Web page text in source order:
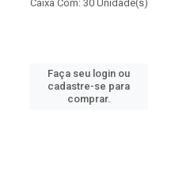
Caixa Com: 30 Unidade(s)
Faça seu login ou
cadastre-se para
comprar.